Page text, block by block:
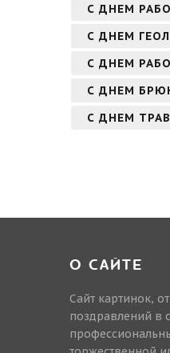
С ДНЕМ
С ДНЕМ
С ДНЕМ
С ДНЕМ
С ДНЕМ
О САЙТЕ
Сайт картинок,
поздравлений в